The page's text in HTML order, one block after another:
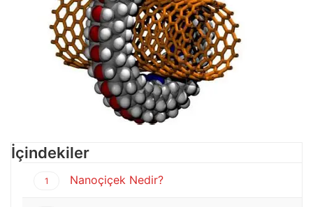
İçindekiler
1 Nanoçiçek Nedir?